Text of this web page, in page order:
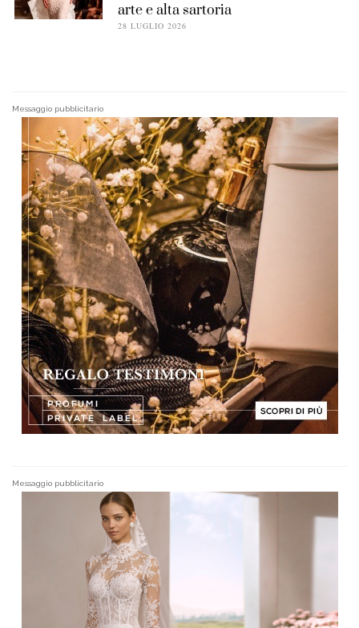
arte e alta sartoria
28 LUGLIO 2026
Messaggio pubblicitario
Messaggio pubblicitario